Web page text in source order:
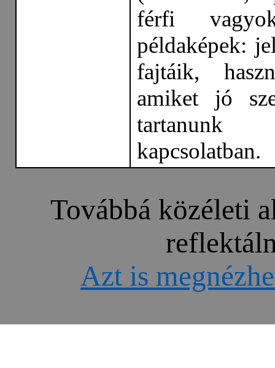
férfi
példaképek:
fajtáik,
amiket jó
kapcsolatban.
Továbbá közéleti
Azt is